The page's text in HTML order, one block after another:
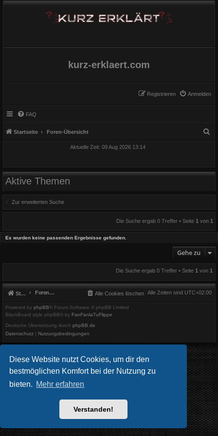
Diese Website nutzt Cookies, um dir den
bestmöglichen Komfort bei der Nutzung zu
bieten. Mehr erfahren
Verstanden!
kurz-erklaert.com
Anmelden
Registrieren
FAQ
Startseite Foren-Übersicht
Aktuelle Zeit: 09 Aug 2026 13:14
Aktive Themen
Zur erweiterten Suche
Die Suche ergab 0 Treffer • Seite 1von 1
Es wurden keine passenden Ergebnisse gefunden.
Gehe zu
Die Suche ergab 0 Treffer • Seite 1 von 1
Startseite Foren-Übersicht Alle Zeiten sind UTC+02:00
Alle Cookies löschen
Powered by phpBB® Forum Software © phpBB Limited
BlackBoard style phpBB® by FanFanlaTuFlippe
Deutsche Übersetzung durch phpBB.de
Datenschutz | Nutzungsbedingungen